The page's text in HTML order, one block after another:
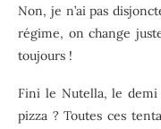
Non, je n’ai pas
régime, on change
toujours !
Fini le Nutella, le demi
pizza ? Toutes ces